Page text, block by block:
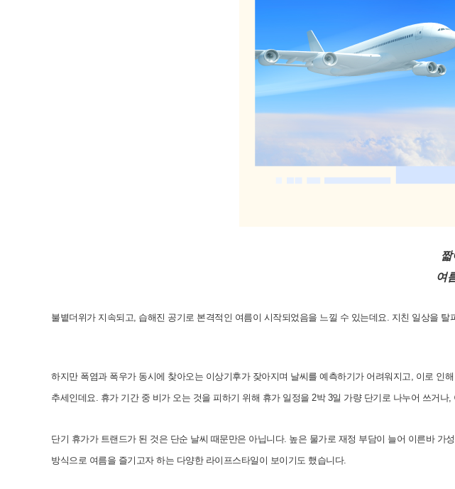
여
불볕더위가 지속되고, 습해진 공기로 본격적인 여름이 시작되었음을 느낄 수 있는데요. 지친 일상을
하지만 폭염과 폭우가 동시에 찾아오는 이상기후가 잦아지며 날씨를 예측하기가 어려워지고, 이로
추세인데요. 휴가 기간 중 비가 오는 것을 피하기 위해 휴가 일정을 2박 3일 가량 단기로 나누어 쓰거
단기 휴가가 트랜드가 된 것은 단순 날씨 때문만은 아닙니다. 높은 물가로 재정 부담이 늘어 이른바
방식으로 여름을 즐기고자 하는 다양한 라이프스타일이 보이기도 했습니다.